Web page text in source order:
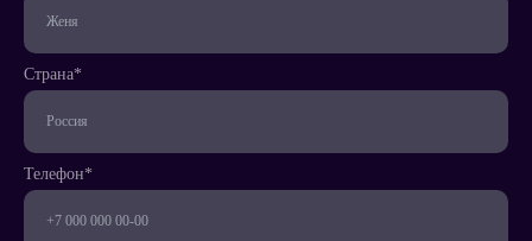
Написать
Мессенджер
Страна*
Телефон*